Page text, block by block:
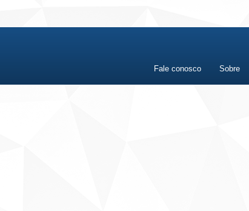
Fale conosco Sobre